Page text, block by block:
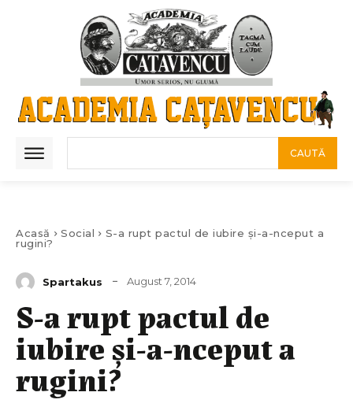
CAUTĂ
Acasă Social
S-a rupt pactul de iubire şi-a-nceput a
rugini?
Spartakus August 7, 2014
S-a rupt pactul de
iubire şi-a-nceput a
rugini?